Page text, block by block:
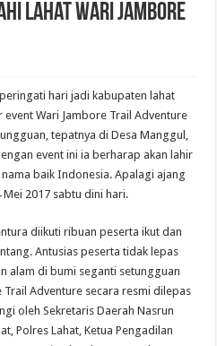
Lahat Wari Jambore
hari jadi kabupaten lahat
Wari Jambore Trail Adventure
tepatnya di Desa Manggul,
event ini ia berharap akan lahir
baik Indonesia. Apalagi ajang
2017 sabtu dini hari.
diikuti ribuan peserta ikut dan
Antusias peserta tidak lepas
alam di bumi seganti setungguan
Trail Adventure secara resmi dilepas
oleh Sekretaris Daerah Nasrun
Polres Lahat, Ketua Pengadilan